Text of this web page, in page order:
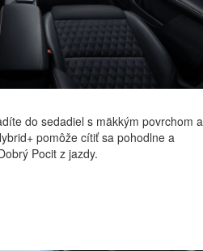
do sedadiel s mäkkým povrchom a
pomôže cítiť sa pohodlne a
Pocit z jazdy.